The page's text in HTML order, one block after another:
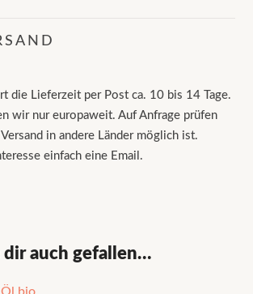
die Lieferzeit per Post ca. 10 bis 14 Tage.
wir nur europaweit. Auf Anfrage prüfen
in andere Länder möglich ist.
einfach eine Email.
dir auch gefallen…